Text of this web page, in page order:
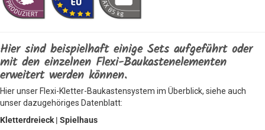
Hier sind beispielhaft einige Sets aufgeführt oder
mit den einzelnen Flexi-Baukastenelementen
erweitert werden können.
Hier unser Flexi-Kletter-Baukastensystem im Überblick, siehe auch
unser dazugehöriges Datenblatt:
Kletterdreieck | Spielhaus